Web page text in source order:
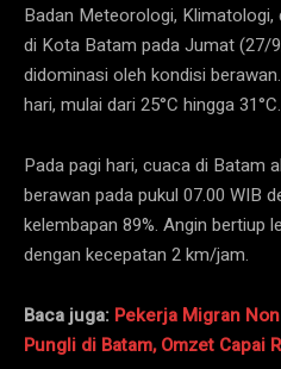
Badan Meteorologi,
di Kota Batam pada Jumat (27/
didominasi oleh kondisi
hari, mulai dari 25°C hingga 31°C.
Pada pagi hari, cuaca di Batam
berawan pada pukul 07.00 WIB
kelembapan 89%. Angin bertiup
dengan kecepatan 2 km/jam.
Baca juga: Pekerja Migran
Pungli di Batam, Omzet Capai